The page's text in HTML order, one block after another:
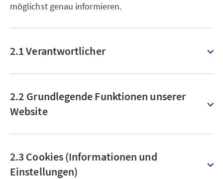
möglichst genau informieren.
2.1 Verantwortlicher
2.2 Grundlegende Funktionen unserer
Website
2.3 Cookies (Informationen und
Einstellungen)